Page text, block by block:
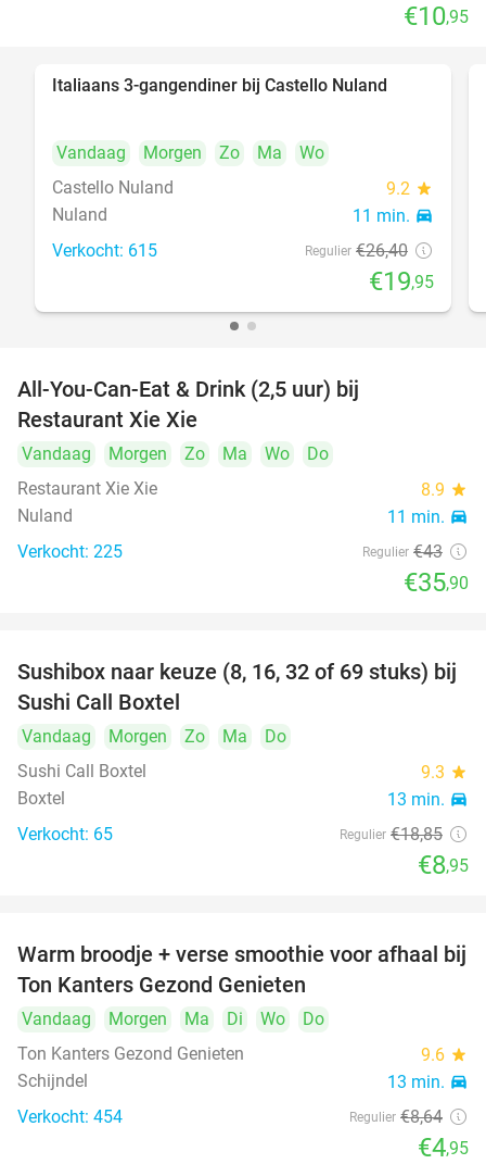
€10,95
Italiaans 3-gangendiner bij Castello Nuland
Vandaag Morgen Zo Ma
Wo
Castello Nuland
9.2 star
Nuland 11 min. directions_car
Verkocht: 615 Regulier €26,40
€19,95
All-You-Can-Eat & Drink (2,5 uur) bij
Restaurant Xie Xie
Vandaag Morgen Zo Ma Wo
Do
Restaurant Xie Xie
8.9 star
Nuland 11 min. directions_car
Verkocht: 225 Regulier €43
€35,90
53%
Sushibox naar keuze (8, 16, 32 of 69 stuks) bij
Sushi Call Boxtel
Vandaag Morgen Zo Ma
Do
Sushi Call Boxtel
9.3 star
Boxtel 13 min. directions_car
Verkocht: 65 Regulier €18,85
€8,95
43%
Warm broodje + verse smoothie voor afhaal bij
Ton Kanters Gezond Genieten
Vandaag Morgen Ma Di Wo
Do
Ton Kanters Gezond Genieten
9.6 star
Schijndel 13 min. directions_car
Verkocht: 454 Regulier €8,64
€4,95